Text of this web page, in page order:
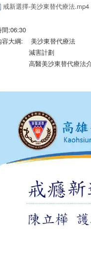
戒新選擇-美沙東替代療法.mp4
間:06:30
容大綱: 美沙東替代療法
減害計劃
高醫美沙東替代